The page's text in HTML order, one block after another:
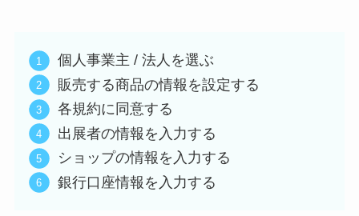
個人事業主 / 法人を選ぶ
販売する商品の情報を設定する
各規約に同意する
出展者の情報を入力する
ショップの情報を入力する
銀行口座情報を入力する